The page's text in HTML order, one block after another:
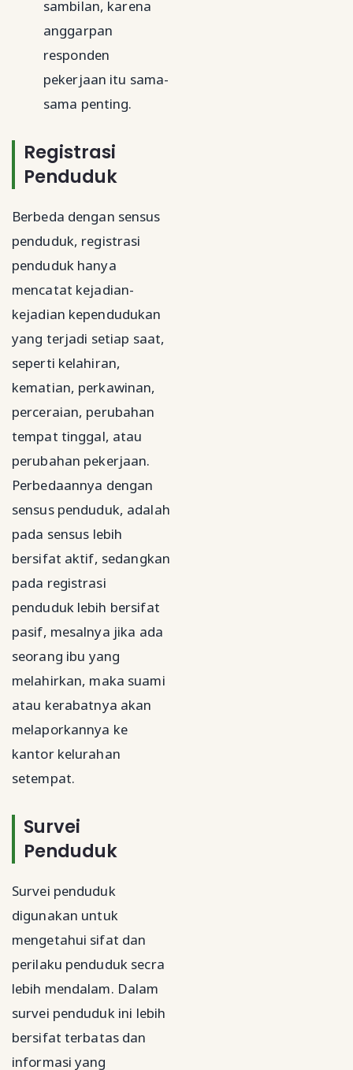
sambilan, karena
anggarpan
responden
pekerjaan itu sama-
sama penting.
Registrasi
Penduduk
Berbeda dengan sensus
penduduk, registrasi
penduduk hanya
mencatat kejadian-
kejadian kependudukan
yang terjadi setiap saat,
seperti kelahiran,
kematian, perkawinan,
perceraian, perubahan
tempat tinggal, atau
perubahan pekerjaan.
Perbedaannya dengan
sensus penduduk, adalah
pada sensus lebih
bersifat aktif, sedangkan
pada registrasi
penduduk lebih bersifat
pasif, mesalnya jika ada
seorang ibu yang
melahirkan, maka suami
atau kerabatnya akan
melaporkannya ke
kantor kelurahan
setempat.
Survei
Penduduk
Survei penduduk
digunakan untuk
mengetahui sifat dan
perilaku penduduk secra
lebih mendalam. Dalam
survei penduduk ini lebih
bersifat terbatas dan
informasi yang